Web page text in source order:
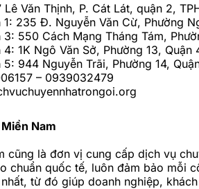
Văn Thịnh, P. Cát Lát, quận 2,
1: 235 Đ. Nguyễn Văn Cừ, Phường
3: 550 Cách Mạng Tháng Tám,
4: 1K Ngô Văn Sở, Phường 13, Quận
5: 944 Nguyễn Trãi, Phường 14,
– 0939032479
Nam
cũng là đơn vị cung cấp dịch vụ
chuẩn quốc tế, luôn đảm bảo mỗi
từ đó giúp doanh nghiệp,